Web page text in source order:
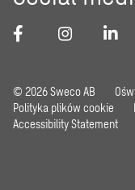
© 2026 Sweco AB
Polityka plików cookie
Accessibility Statement